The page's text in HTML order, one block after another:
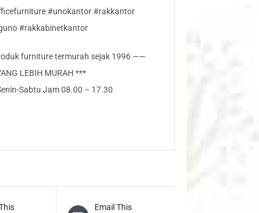
#unokantor #rakkantor
#rakkabinetkantor
furniture termurah sejak 1996 ——
LEBIH MURAH ***
Sabtu Jam 08.00 – 17.30
Email This